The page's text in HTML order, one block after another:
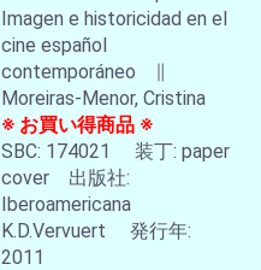
Imagen e historicidad en el
cine español
contemporáneo ∥
Moreiras-Menor, Cristina
※ お買い得商品 ※
SBC: 174021 装丁: paper
cover 出版社:
Iberoamericana
K.D.Vervuert 発行年:
2011